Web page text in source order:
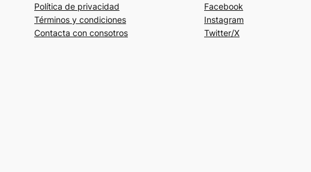
Política de privacidad
Términos y condiciones
Contacta con consotros
Facebook
Instagram
Twitter/X